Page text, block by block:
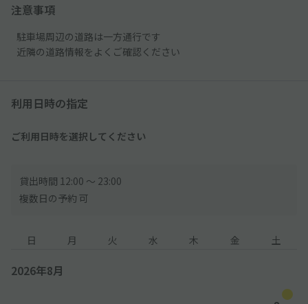
注意事項
駐車場周辺の道路は一方通行です
近隣の道路情報をよくご確認ください
利用日時の指定
ご利用日時を選択してください
貸出時間 12:00 〜 23:00
複数日の予約 可
日 月 火 水 木 金 土
2026年8月